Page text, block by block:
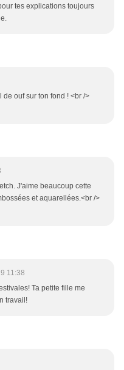
tes explications toujours
ouf sur ton fond ! <br />
J'aime beaucoup cette
et aquarellées.<br />
11:38
Ta petite fille me
travail!